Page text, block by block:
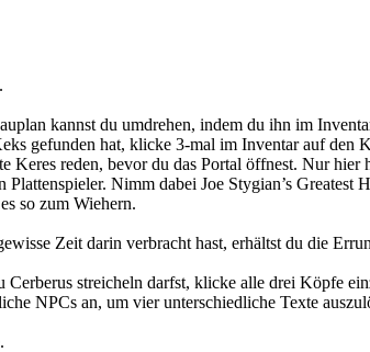
kannst du umdrehen, indem du ihn im
gefunden hat, klicke 3-mal im Inventar auf den
Keres reden, bevor du das Portal öffnest. Nur
Nimm dabei Joe Stygian’s Greatest
so zum Wiehern.
Zeit darin verbracht hast, erhältst du die
Cerberus streicheln darfst, klicke alle drei Köpfe
NPCs an, um vier unterschiedliche Texte